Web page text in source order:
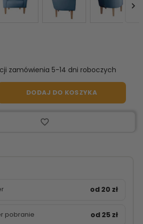

zamówienia 5-14 dni roboczych
DODAJ DO KOSZYKA
favorite_border
od 20 zł
pobranie od 25 zł